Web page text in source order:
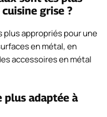
grise ?
plus appropriés pour une
en métal, en
accessoires en métal
plus adaptée à